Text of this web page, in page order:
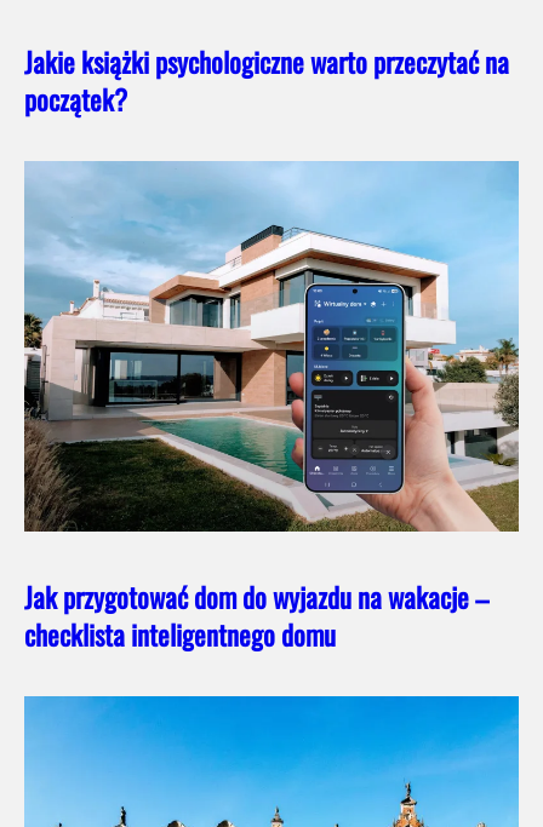
Jakie książki psychologiczne warto przeczytać na
początek?
Jak przygotować dom do wyjazdu na wakacje –
checklista inteligentnego domu